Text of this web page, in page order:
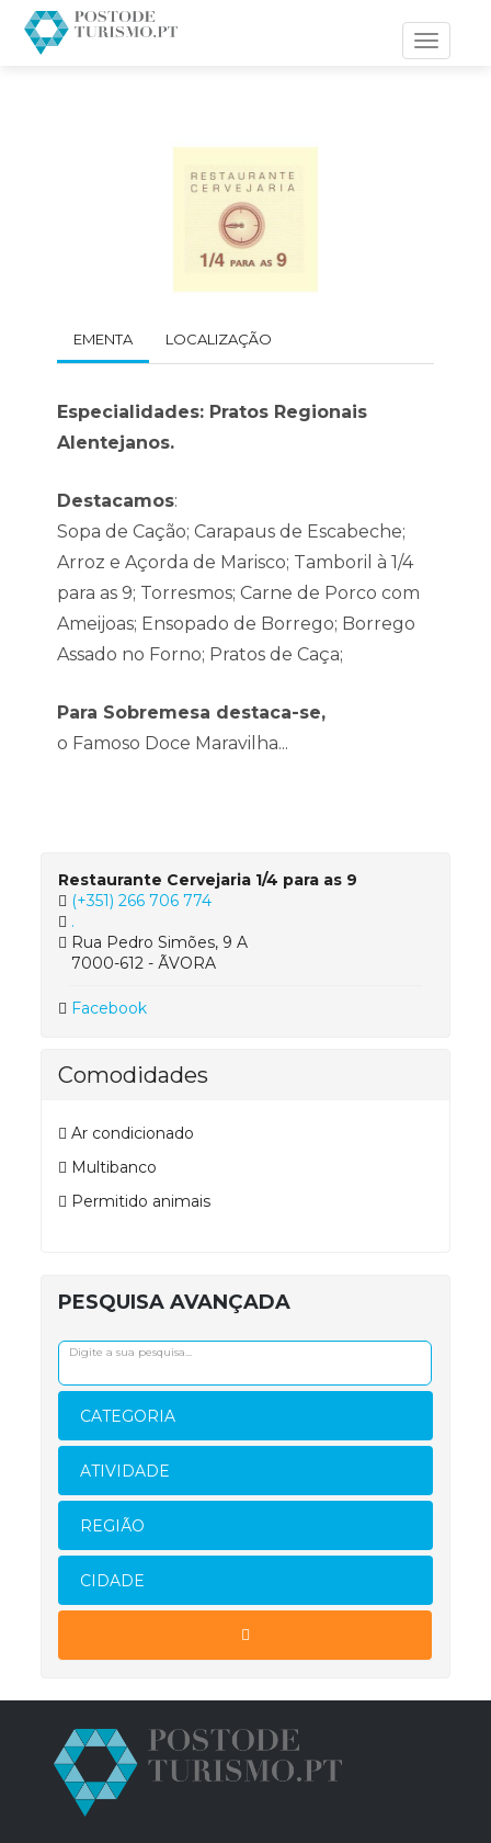
Toggle
EMENTA LOCALIZAÇÃO
Especialidades: Pratos Regionais
Alentejanos.
Destacamos:
Sopa de Cação; Carapaus de Escabeche;
Arroz e Açorda de Marisco; Tamboril à 1/4
para as 9; Torresmos; Carne de Porco com
Ameijoas; Ensopado de Borrego; Borrego
Assado no Forno; Pratos de Caça;
Para Sobremesa destaca-se,
o Famoso Doce Maravilha...
Restaurante Cervejaria 1/4 para as 9
(+351) 266 706 774
.
Rua Pedro Simões, 9 A
7000-612 - ÃVORA
Facebook
Comodidades
Ar condicionado
Multibanco
Permitido animais
PESQUISA AVANÇADA
CATEGORIA
ATIVIDADE
REGIÃO
CIDADE